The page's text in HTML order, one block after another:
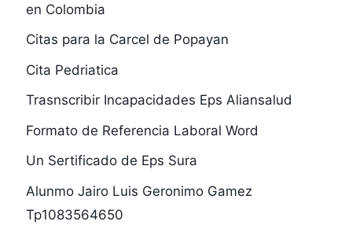
en Colombia
Citas para la Carcel de Popayan
Cita Pedriatica
Trasnscribir Incapacidades Eps Aliansalud
Formato de Referencia Laboral Word
Un Sertificado de Eps Sura
Alunmo Jairo Luis Geronimo Gamez
Tp1083564650